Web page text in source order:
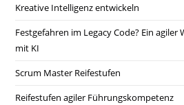
Kreative Intelligenz entwickeln
Festgefahren im Legacy Code? Ein
mit KI
Scrum Master Reifestufen
Reifestufen agiler Führungskompetenz